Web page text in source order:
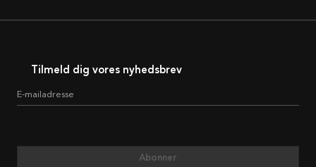
Tilmeld dig vores nyhedsbrev
E-mailadresse
Abonner